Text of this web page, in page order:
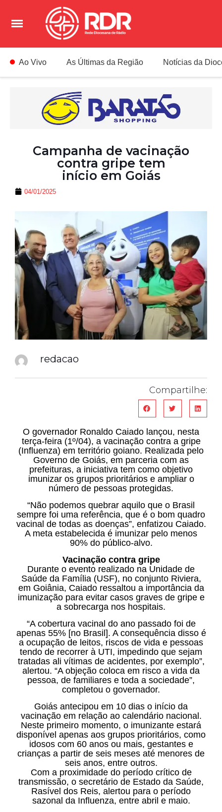
Ao Vivo As Últimas da Região Notícias da
Campanha de vacinação
contra gripe tem
início em Goiás
04/01/2025
redacao
Compartilhe:
O governador Ronaldo Caiado lançou, nesta
terça-feira (1º/04), a vacinação contra a gripe
(Influenza) em território goiano. Realizada pelo
Governo de Goiás, em parceria com as
prefeituras, a iniciativa tem como objetivo
imunizar os grupos prioritários e ampliar o
número de pessoas protegidas.
“Não podemos quebrar aquilo que o Brasil
sempre foi uma referência, que é o bom quadro
vacinal de todas as doenças”, enfatizou Caiado.
A meta estabelecida é imunizar pelo menos
90% do público-alvo.
Vacinação contra gripe
Durante o evento realizado na Unidade de
Saúde da Família (USF), no conjunto Riviera,
em Goiânia, Caiado ressaltou a importância da
imunização para evitar casos graves de gripe e
a sobrecarga nos hospitais.
“A cobertura vacinal do ano passado foi de
apenas 55% [no Brasil]. A consequência disso é
a ocupação de leitos, riscos de vida e pessoas
tendo de recorrer à UTI, impedindo que sejam
tratadas ali vítimas de acidentes, por exemplo”,
alertou. “A objeção coloca em risco a vida da
pessoa, de familiares e toda a sociedade”,
completou o governador.
Goiás antecipou em 10 dias o início da
vacinação em relação ao calendário nacional.
Neste primeiro momento, o imunizante estará
disponível apenas aos grupos prioritários, como
idosos com 60 anos ou mais, gestantes e
crianças a partir de seis meses até menores de
seis anos, entre outros.
Com a proximidade do período crítico de
transmissão, o secretário de Estado da Saúde,
Rasível dos Reis, alertou para o período
sazonal da Influenza, entre abril e maio.